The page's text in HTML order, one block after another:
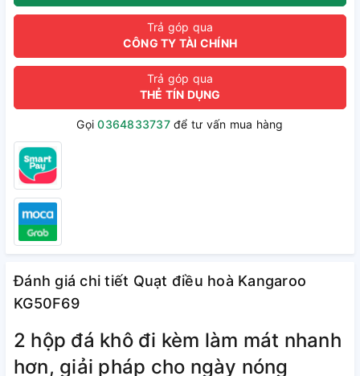
Trả góp qua
CÔNG TY TÀI CHÍNH
Trả góp qua
THẺ TÍN DỤNG
Gọi0364833737để tư vấn mua hàng
Đánh giá chi tiết Quạt điều hoà Kangaroo
KG50F69
2 hộp đá khô đi kèm làm mát nhanh
hơn, giải pháp cho ngày nóng